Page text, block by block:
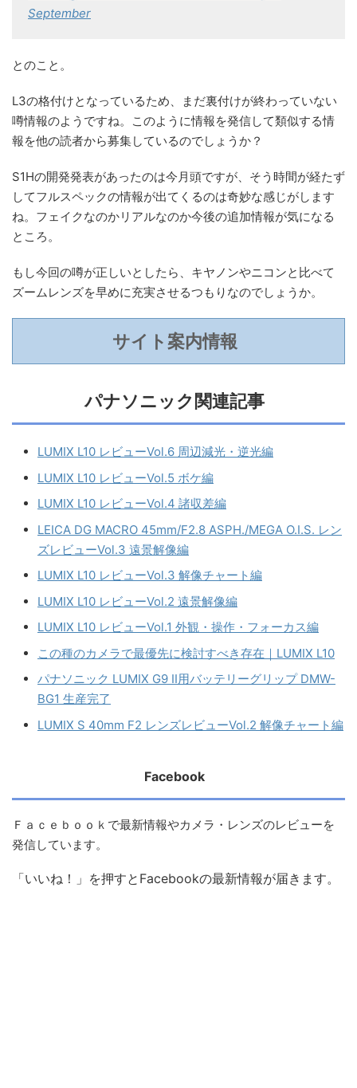
September
とのこと。
L3の格付けとなっているため、まだ裏付けが終わっていない
噂情報のようですね。このように情報を発信して類似する情
報を他の読者から募集しているのでしょうか？
S1Hの開発発表があったのは今月頭ですが、そう時間が経たず
してフルスペックの情報が出てくるのは奇妙な感じがします
ね。フェイクなのかリアルなのか今後の追加情報が気になる
ところ。
もし今回の噂が正しいとしたら、キヤノンやニコンと比べて
ズームレンズを早めに充実させるつもりなのでしょうか。
サイト案内情報
パナソニック関連記事
LUMIX L10 レビューVol.6 周辺減光・逆光編
LUMIX L10 レビューVol.5 ボケ編
LUMIX L10 レビューVol.4 諸収差編
LEICA DG MACRO 45mm/F2.8 ASPH./MEGA O.I.S. レン
ズレビューVol.3 遠景解像編
LUMIX L10 レビューVol.3 解像チャート編
LUMIX L10 レビューVol.2 遠景解像編
LUMIX L10 レビューVol.1 外観・操作・フォーカス編
この種のカメラで最優先に検討すべき存在｜LUMIX L10
パナソニック LUMIX G9 II用バッテリーグリップ DMW-
BG1 生産完了
LUMIX S 40mm F2 レンズレビューVol.2 解像チャート編
Facebook
Ｆａｃｅｂｏｏｋで最新情報やカメラ・レンズのレビューを
発信しています。
「いいね！」を押すとFacebookの最新情報が届きます。